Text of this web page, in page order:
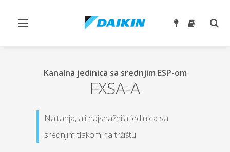
Toggle
Kanalna jedinica sa srednjim ESP-om
FXSA-A
Najtanja, ali najsnažnija jedinica sa
srednjim tlakom na tržištu